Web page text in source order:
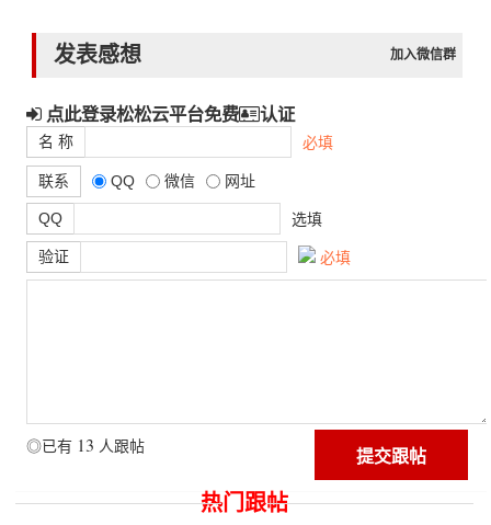
发表感想 加入微信群
点此登录松松云平台免费 认证
名 称 必填
联系 QQ 微信 网址
QQ 选填
验证 必填
◎已有 13 人跟帖
热门跟帖